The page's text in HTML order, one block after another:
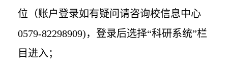
位（账户登录如有疑问请咨询校信息中心
0579-82298909)，登录后选择“科研系统”栏
目进入；